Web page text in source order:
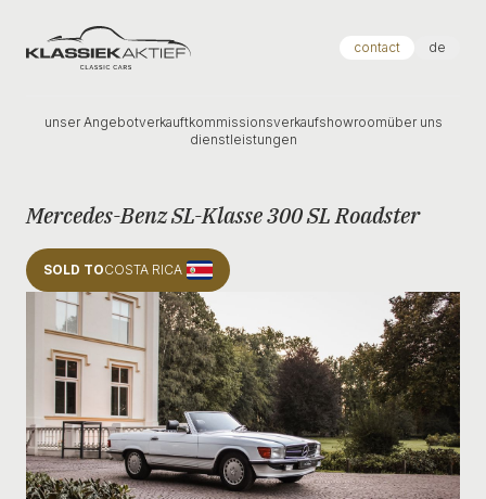
Klassiek Aktief contact de
unser Angebotverkauftkommissionsverkaufshowroomüber uns
dienstleistungen
Mercedes-Benz SL-Klasse 300 SL Roadster
SOLD TOCOSTA RICA